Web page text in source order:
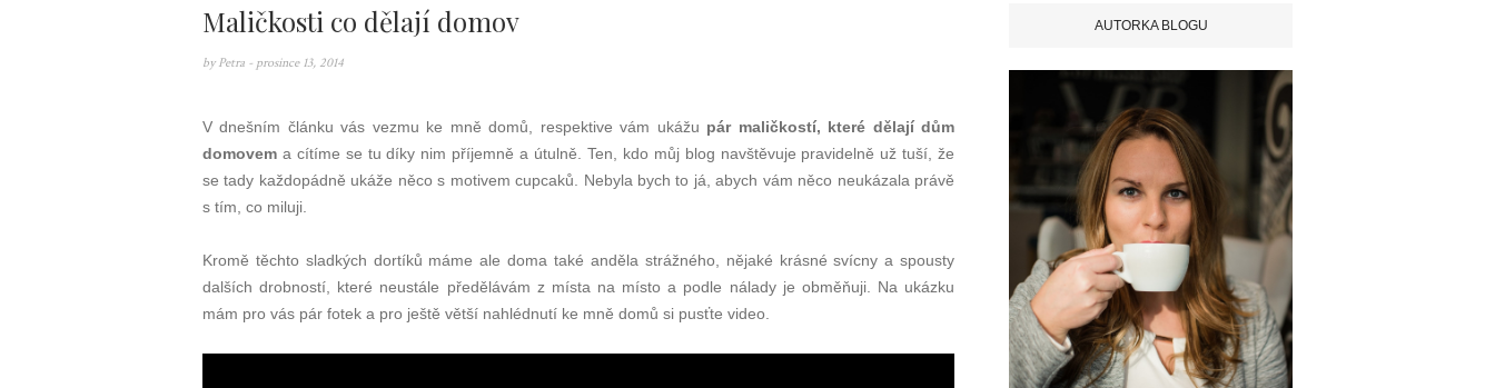
Maličkosti co dělají domov
by Petra - prosince 13, 2014
V dnešním článku vás vezmu ke mně domů, respektive vám ukážu pár maličkostí, které dělají dům
domovem a cítíme se tu díky nim příjemně a útulně. Ten, kdo můj blog navštěvuje pravidelně už tuší, že
se tady každopádně ukáže něco s motivem cupcaků. Nebyla bych to já, abych vám něco neukázala právě
s tím, co miluji.
Kromě těchto sladkých dortíků máme ale doma také anděla strážného, nějaké krásné svícny a spousty
dalších drobností, které neustále předělávám z místa na místo a podle nálady je obměňuji. Na ukázku
mám pro vás pár fotek a pro ještě větší nahlédnutí ke mně domů si pusťte video.
AUTORKA BLOGU